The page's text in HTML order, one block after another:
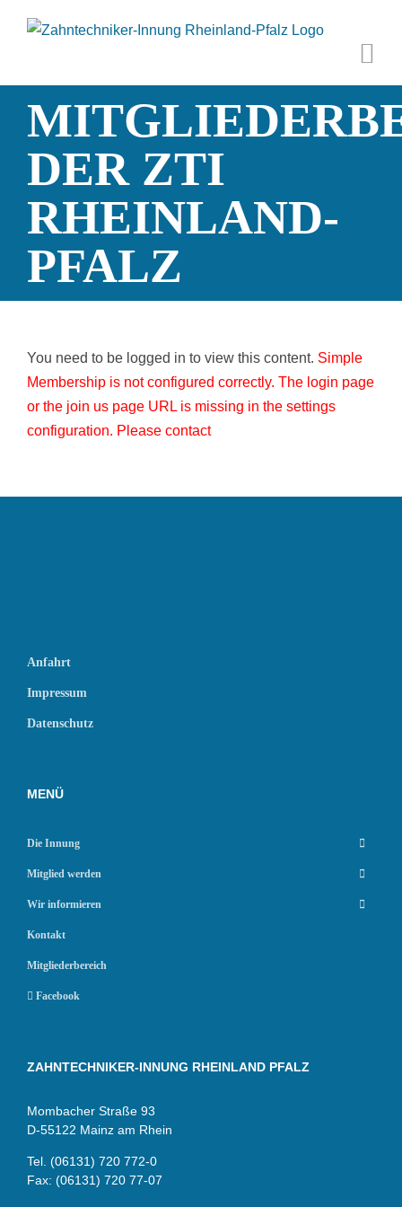
Inhalt
DER ZTI
RHEINLAND-
PFALZ
You need to be logged in to view this content. Simple
Membership is not configured correctly. The login page
or the join us page URL is missing in the settings
configuration. Please contact
Anfahrt
Impressum
Datenschutz
MENÜ
Die Innung
Mitglied werden
Wir informieren
Kontakt
Mitgliederbereich
Facebook
ZAHNTECHNIKER-INNUNG RHEINLAND PFALZ
Mombacher Straße 93
D-55122 Mainz am Rhein
Tel. (06131) 720 772-0
Fax: (06131) 720 77-07